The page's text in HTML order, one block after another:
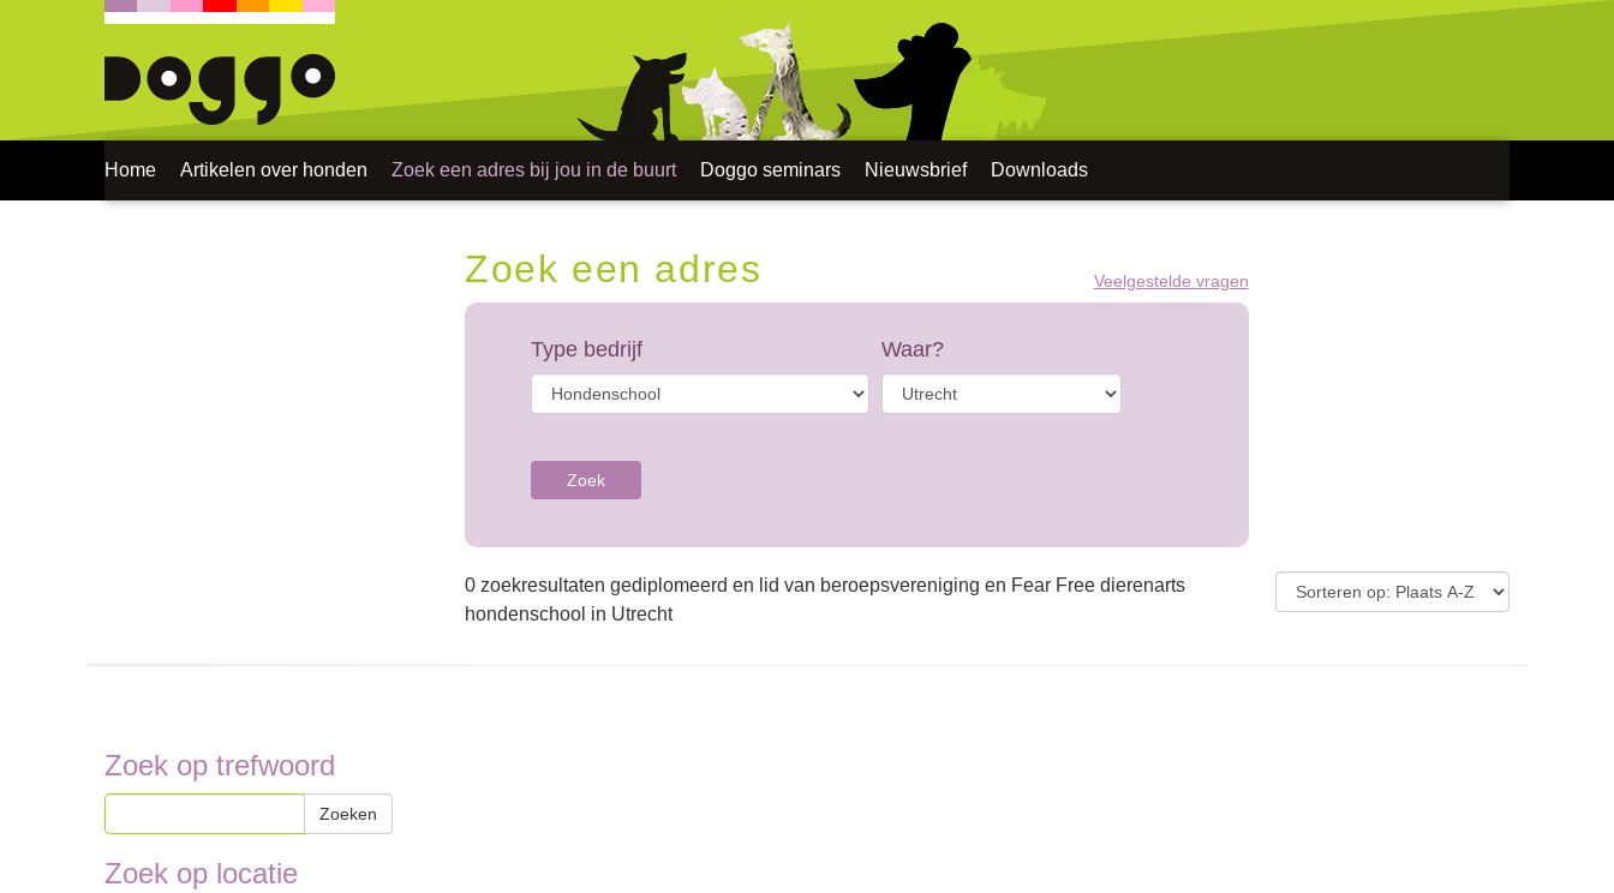
Home Artikelen over honden Zoek een adres bij jou in de buurt Doggo seminars Nieuwsbrief Downloads
Zoek een adres Veelgestelde vragen
Type bedrijf Waar?
Zoek
0 zoekresultaten gediplomeerd en lid van beroepsvereniging en Fear Free dierenarts
hondenschool in Utrecht
Zoek op trefwoord
Zoeken
Zoek op locatie